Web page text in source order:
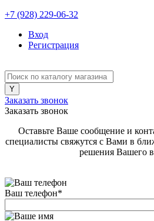
+7 (928) 229-06-32
Вход
Регистрация
Заказать звонок
Заказать звонок
Оставьте Ваше сообщение и
специалисты свяжутся с Вами в
решения Вашего
Ваш телефон*